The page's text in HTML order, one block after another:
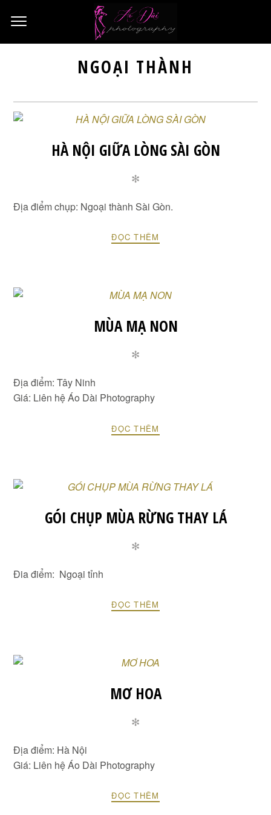
NGOẠI THÀNH
HÀ NỘI GIỮA LÒNG SÀI GÒN
✻
Địa điểm chụp: Ngoại thành Sài Gòn.
ĐỌC THÊM
MÙA MẠ NON
✻
Địa điểm: Tây Ninh
Giá: Liên hệ Áo Dài Photography
ĐỌC THÊM
GÓI CHỤP MÙA RỪNG THAY LÁ
✻
Đia điểm: Ngoại tỉnh
ĐỌC THÊM
MƠ HOA
✻
Địa điểm: Hà Nội
Giá: Liên hệ Áo Dài Photography
ĐỌC THÊM